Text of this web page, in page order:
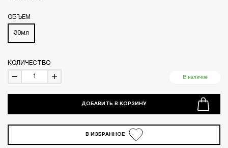
ОБЪЕМ
30мл
КОЛИЧЕСТВО
В наличие
ДОБАВИТЬ В КОРЗИНУ
В ИЗБРАННОЕ